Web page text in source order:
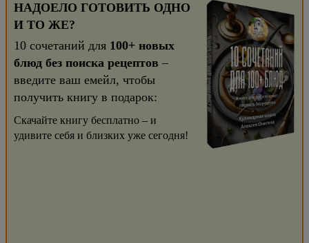
НАДОЕЛО ГОТОВИТЬ ОДНО
И ТО ЖЕ?
10 сочетаний для 100+ новых
блюд без поиска рецептов –
введите ваш емейл, чтобы
получить книгу в подарок:
Скачайте книгу бесплатно – и
удивите себя и близких уже сегодня!